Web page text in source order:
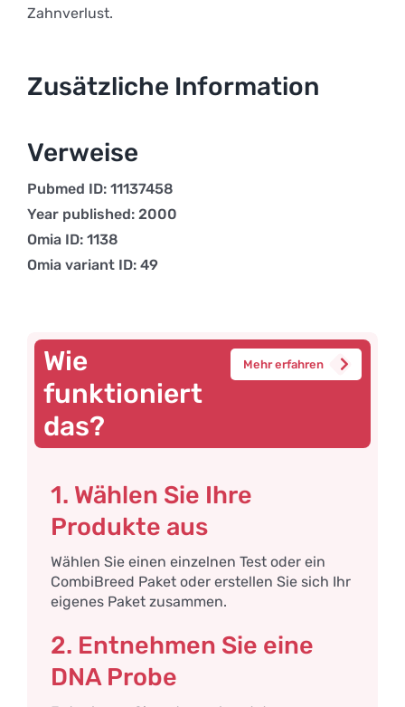
Zahnverlust.
Zusätzliche Information
Verweise
Pubmed ID: 11137458
Year published: 2000
Omia ID: 1138
Omia variant ID: 49
Wie
funktioniert
das?
Mehr erfahren
1. Wählen Sie Ihre
Produkte aus
Wählen Sie einen einzelnen Test oder ein
CombiBreed Paket oder erstellen Sie sich Ihr
eigenes Paket zusammen.
2. Entnehmen Sie eine
DNA Probe